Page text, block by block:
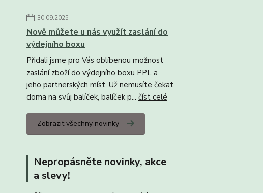
30.09.2025
Nově můžete u nás využít zaslání do
výdejního boxu
Přidali jsme pro Vás oblíbenou možnost
zaslání zboží do výdejního boxu PPL a
jeho partnerských míst. Už nemusíte čekat
doma na svůj balíček, balíček p... číst celé
Zobrazit všechny novinky
Nepropásněte novinky, akce
a slevy!